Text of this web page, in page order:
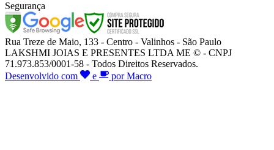
Segurança
Rua Treze de Maio, 133 - Centro - Valinhos - São Paulo
LAKSHMI JOIAS E PRESENTES LTDA ME © - CNPJ
71.973.853/0001-58 - Todos Direitos Reservados.
Desenvolvido com
e por Macro